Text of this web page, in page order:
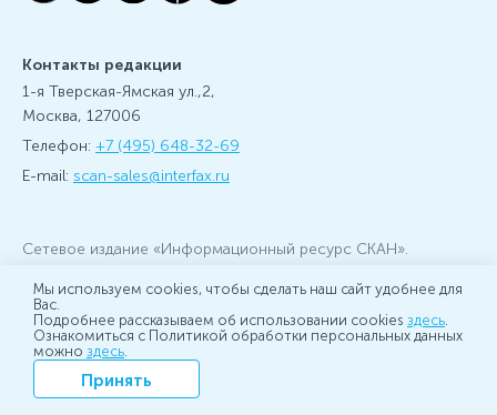
Сетевое издание «Информационный ресурс СКАН».
службой по надзору в сфере связи, информационных
технологий и массовых коммуникаций (Роскомнадзор) за
номером ЭЛ № ФС 77 - 76379
Учредитель: АО «Информационное агентство Интерфакс»,
главный редактор: Игорь Балдынов
Контакты редакции
1-я Тверская-Ямская ул.,2,
Москва, 127006
Телефон: +7 (495) 648-32-69
E-mail: scan-sales@interfax.ru
Мы используем cookies, чтобы сделать наш сайт удобнее для
Вас.
Подробнее рассказываем об использовании cookies здесь.
Ознакомиться с Политикой обработки персональных данных
можно здесь.
Принять